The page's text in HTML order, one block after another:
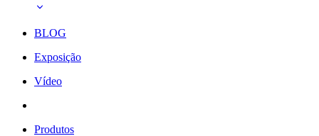
BLOG
Exposição
Vídeo
Produtos